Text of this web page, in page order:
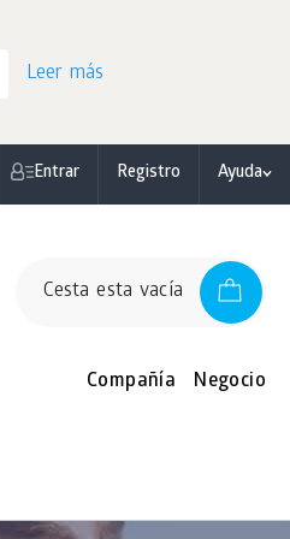
Leer más
Entrar Registro Ayuda
Cesta esta vacía
Compañía Negocio